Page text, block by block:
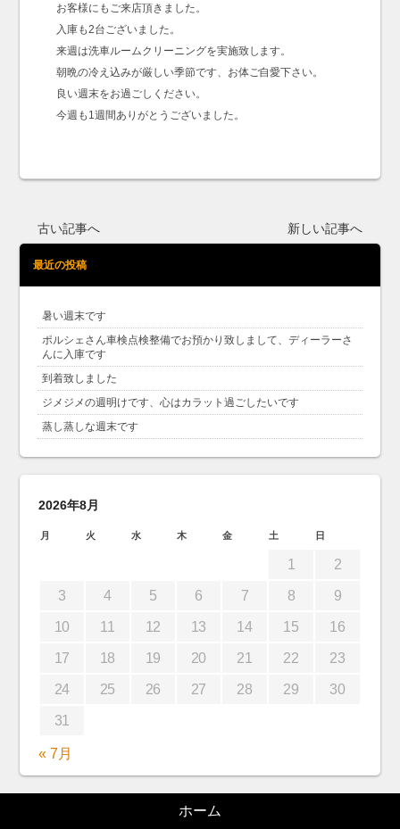
お客様にもご来店頂きました。
入庫も2台ございました。
来週は洗車ルームクリーニングを実施致します。
朝晩の冷え込みが厳しい季節です、お体ご自愛下さい。
良い週末をお過ごしください。
今週も1週間ありがとうございました。
古い記事へ 新しい記事へ
最近の投稿
暑い週末です
ポルシェさん車検点検整備でお預かり致しまして、ディーラーさ
んに入庫です
到着致しました
ジメジメの週明けです、心はカラット過ごしたいです
蒸し蒸しな週末です
2026年8月
月 火 水 木 金 土 日
1 2
3 4 5 6 7 8 9
10 11 12 13 14 15 16
17 18 19 20 21 22 23
24 25 26 27 28 29 30
31
« 7月
ホーム